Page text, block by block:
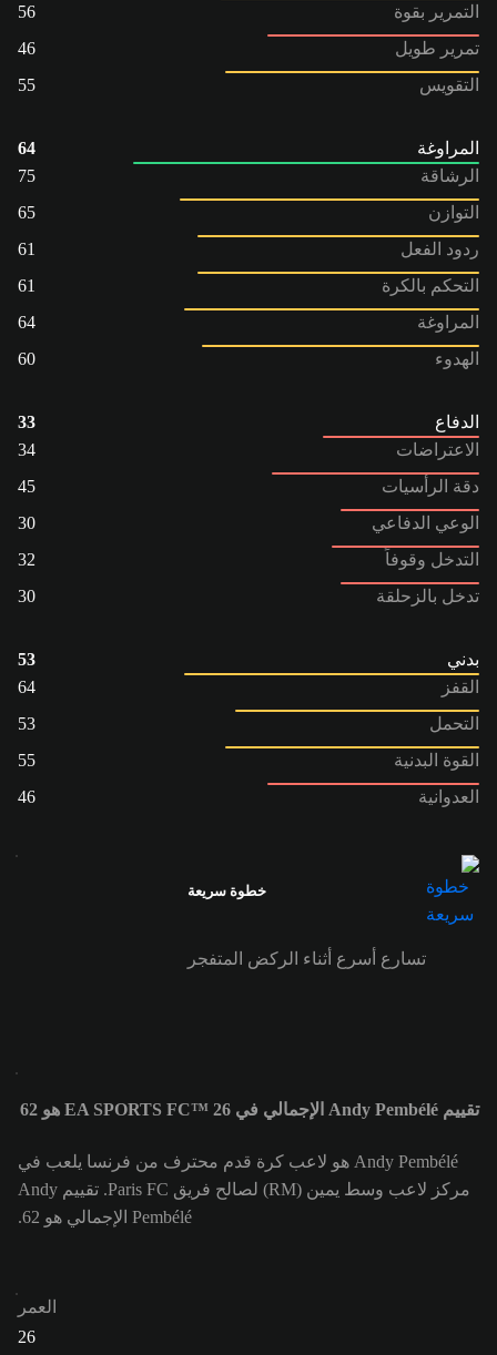
التمرير بقوة
56
تمرير طويل
46
التقويس
55
المراوغة
64
الرشاقة
75
التوازن
65
ردود الفعل
61
التحكم بالكرة
61
المراوغة
64
الهدوء
60
الدفاع
33
الاعتراضات
34
دقة الرأسيات
45
الوعي الدفاعي
30
التدخل وقوفاً
32
تدخل بالزحلقة
30
بدني
53
القفز
64
التحمل
53
القوة البدنية
55
العدوانية
46
خطوة سريعة
تسارع أسرع أثناء الركض المتفجر
تقييم Andy Pembélé الإجمالي في EA SPORTS FC™ 26 هو 62
Andy Pembélé هو لاعب كرة قدم محترف من فرنسا يلعب في
مركز لاعب وسط يمين (RM) لصالح فريق Paris FC. تقييم Andy
Pembélé الإجمالي هو 62.
العمر
26